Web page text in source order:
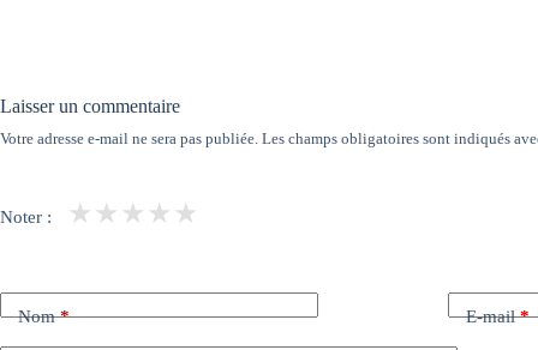
Laisser un commentaire
Votre adresse e-mail ne sera pas publiée. Les champs obligatoires sont indiqués
Noter : ★
★
★
★
★
Nom* E-mail*